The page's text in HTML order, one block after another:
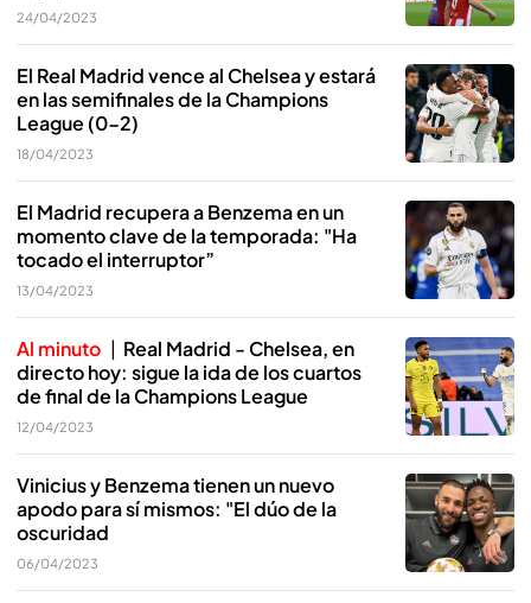
24/04/2023
El Real Madrid vence al Chelsea y estará
en las semifinales de la Champions
League (0-2)
18/04/2023
El Madrid recupera a Benzema en un
momento clave de la temporada: "Ha
tocado el interruptor”
13/04/2023
Al minuto
Real Madrid - Chelsea, en
directo hoy: sigue la ida de los cuartos
de final de la Champions League
12/04/2023
Vinicius y Benzema tienen un nuevo
apodo para sí mismos: "El dúo de la
oscuridad
06/04/2023